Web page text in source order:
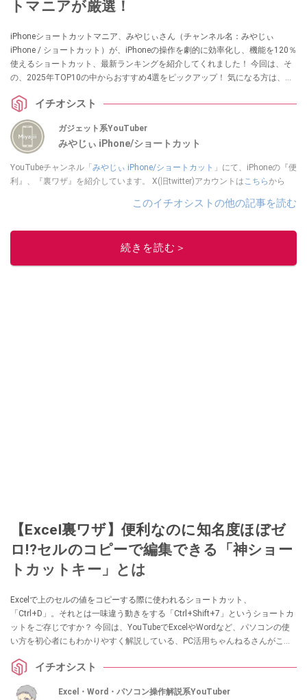
トマニアが厳選！
iPhoneショートカットマニア、みやじぃさん（チャンネル名：みやじぃ
iPhone / ショートカット）が、iPhoneの操作を劇的に効率化し、機能を120％
使えるショートカット、最新ランキングを紹介してくれました！ 今回は、そ
の、2025年TOP10の中からおすすめ4選をピックアップ！ 気になる方は、ぜ
イチオシスト
ガジェット系YouTuber
みやじぃ iPhone/ショートカット
YouTubeチャンネル「 みやじぃ iPhone/ショートカット 」にて、iPhoneの『便
利』、『裏ワザ』を紹介しています。 X(旧twitter)アカウントはこちらから
このイチオシストの他の記事を読む
続きを読む＞
【Excel裏ワザ】便利なのに知名度ほぼゼ
ロ!?セルのコピーで編集できる「神ショー
トカットキー」とは
Excelで上のセルの値をコピーする際に使われるショートカット、
「Ctrl+D」。それとは一味違う動きをする「Ctrl+Shift+7」というショートカ
ットをご存じですか？ 今回は、YouTubeでExcelやWordなど、パソコンの使
い方を初心者にもわかりやすく解説している、PC活用ちゃんねるさんがこの
ェックしてみてください。
イチオシスト
Excel・Word・パソコン操作解説系YouTuber